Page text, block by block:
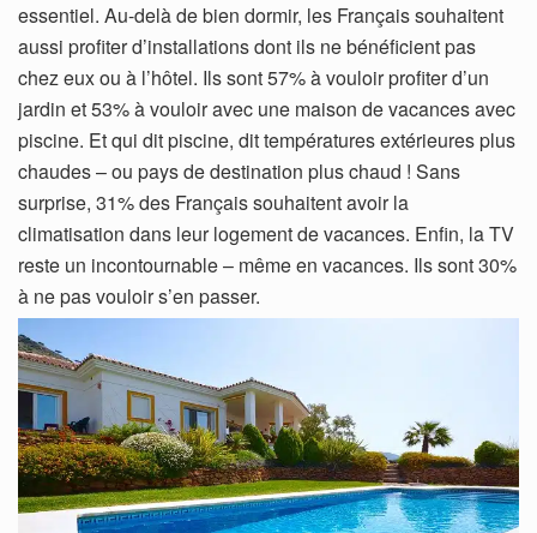
essentiel. Au-delà de bien dormir, les Français souhaitent
aussi profiter d’installations dont ils ne bénéficient pas
chez eux ou à l’hôtel. Ils sont 57% à vouloir profiter d’un
jardin et 53% à vouloir avec une maison de vacances avec
piscine. Et qui dit piscine, dit températures extérieures plus
chaudes – ou pays de destination plus chaud ! Sans
surprise, 31% des Français souhaitent avoir la
climatisation dans leur logement de vacances. Enfin, la TV
reste un incontournable – même en vacances. Ils sont 30%
à ne pas vouloir s’en passer.